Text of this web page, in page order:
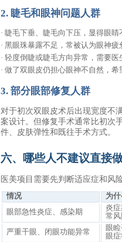
2. 睫毛和眼神问题人群
·睫毛下垂、睫毛向下压，显得眼睛
·黑眼珠暴露不足，常被认为眼神疲
·轻度倒睫或睫毛方向异常，需要医
·做了双眼皮仍担心眼神不自然，希
3. 部分眼部修复人群
对于初次双眼皮术后出现宽度不
案设计。但修复手术通常比初次
件、皮肤弹性和既往手术方式。
六、哪些人不建议直接
医美项目需要先判断适应症和风
情况
为
眼部急性炎症、感染期
炎
常风
严重干眼、闭眼功能异常
眼
眼症